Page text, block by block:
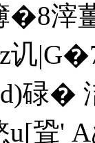
滓
�
u[聓